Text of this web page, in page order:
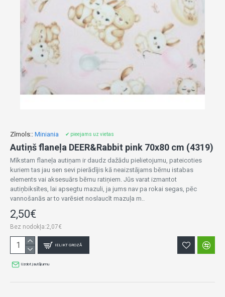
Zīmols:: Miniania ✔ pieejams uz vietas
Autiņš flaneļa DEER&Rabbit pink 70x80 cm (4319)
Mīkstam flaneļa autiņam ir daudz dažādu pielietojumu, pateicoties
kuriem tas jau sen sevi pierādījis kā neaizstājams bērnu istabas
elements vai aksesuārs bērnu ratiņiem. Jūs varat izmantot
autiņbiksītes, lai apsegtu mazuli, ja jums nav pa rokai segas, pēc
vannošanās ar to varēsiet noslaucīt mazuļa m..
2,50€
Bez nodokļa:2,07€
IELIKT GROZĀ
Uzdot jautājumu